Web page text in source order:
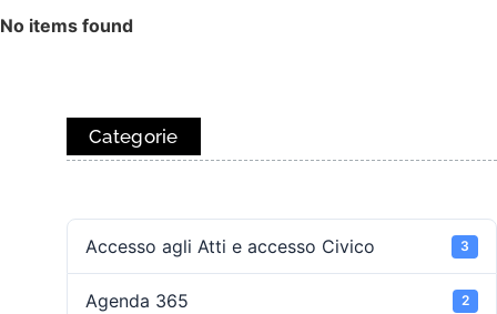
No items found
Categorie
Accesso agli Atti e accesso Civico 3
Agenda 365 2